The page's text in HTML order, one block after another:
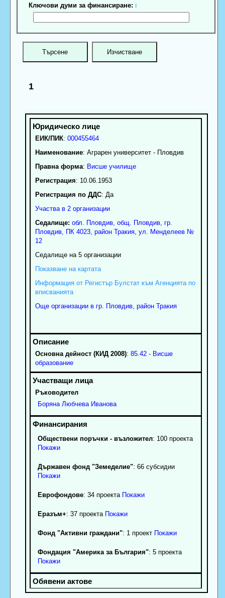
Ключови думи за финансиране: ℹ
1
ЕИК/ПИК: 000455464
Наименование: Аграрен университет - Пловдив
Правна форма: Висше училище
Регистрация: 10.06.1953
Регистрация по ДДС: Да
Участва в 2 организации
Седалище: обл. Пловдив, общ. Пловдив, гр.
Пловдив, ПК 4023, район Тракия, ул. Менделеев №
12
Седалище на 5 организации
Показване на картата
Информация от Регистър Булстат към Агенцията по
вписванията
Още организации в гр. Пловдив, район Тракия
Основна дейност (КИД 2008): 85.42 - Висше
образование
Ръководител
Боряна Любчева Иванова
Обществени поръчки - възложител: 100 проекта
Покажи
Държавен фонд "Земеделие": 66 субсидии
Покажи
Еврофондове: 34 проекта Покажи
Еразъм+: 37 проекта Покажи
Фонд "Активни граждани": 1 проект Покажи
Фондация "Америка за България": 5 проекта
Покажи